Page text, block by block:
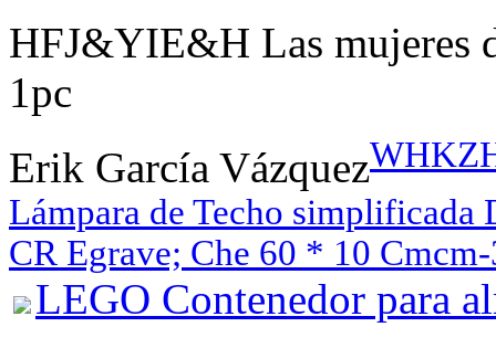
HFJ&YIE&H Las mujeres
1pc
Erik García Vázquez
Lámpara de Techo simplificada
CR Egrave; Che 60 * 10
LEGO Contenedor para